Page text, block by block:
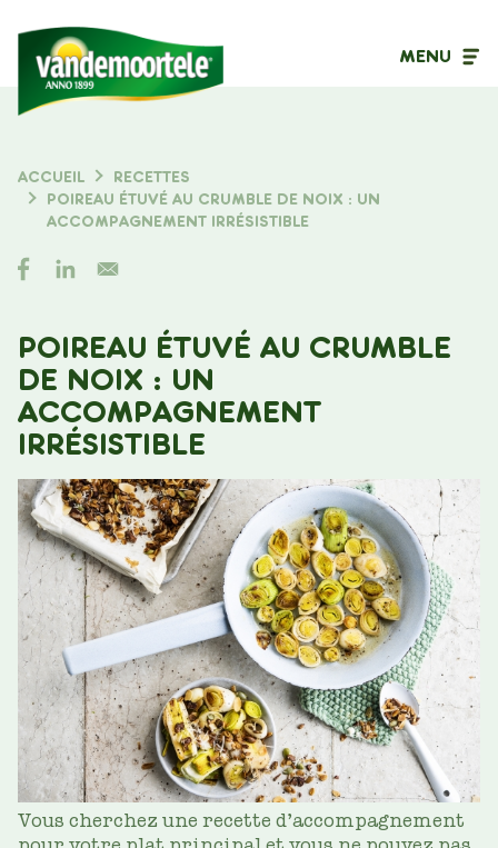
MENU
Type de contenu
Filtrer sur
FIL
D'ARIANE
ACCUEIL
RECETTES
POIREAU ÉTUVÉ AU CRUMBLE DE NOIX : UN
ACCOMPAGNEMENT IRRÉSISTIBLE
POIREAU ÉTUVÉ AU CRUMBLE
DE NOIX : UN
ACCOMPAGNEMENT
IRRÉSISTIBLE
Vous cherchez une recette d’accompagnement